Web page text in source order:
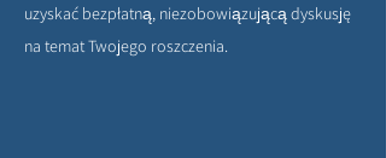
uzyskać bezpłatną, niezobowiązującą dyskusję
na temat Twojego roszczenia.